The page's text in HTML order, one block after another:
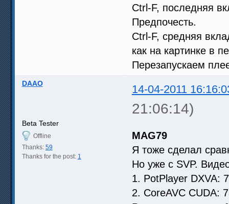
Ctrl-F, последняя
Предпочесть.
Ctrl-F, средняя
как на картинке в
Перезапускаем
DAAO 14-04-2011
21:06:14)
Beta Tester
Offline
Thanks: 59
Thanks for the post: 1
MAG79
Я тоже сделал
Но уже с SVP.
1. PotPlayer DXVA:
2. CoreAVC CUDA: